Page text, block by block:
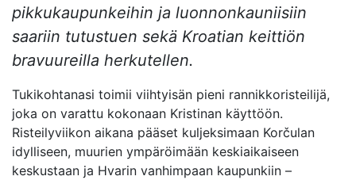
pikkukaupunkeihin ja luonnonkauniisiin
saariin tutustuen sekä Kroatian keittiön
bravuureilla herkutellen.
Tukikohtanasi toimii viihtyisän pieni rannikkoristeilijä,
joka on varattu kokonaan Kristinan käyttöön.
Risteilyviikon aikana pääset kuljeksimaan Korčulan
idylliseen, muurien ympäröimään keskiaikaiseen
keskustaan ja Hvarin vanhimpaan kaupunkiin –